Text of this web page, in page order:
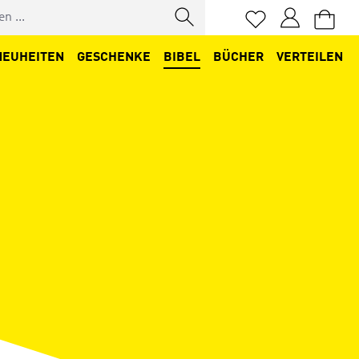
GESCHENKE BIBEL BÜCHER VERTEILEN